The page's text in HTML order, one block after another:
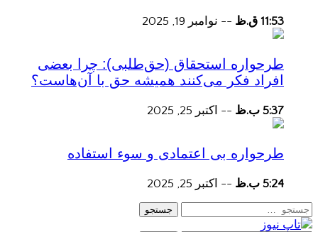
11:53 ق.ظ -- نوامبر 19, 2025
طرحواره استحقاق (حق‌طلبی): چرا بعضی
افراد فکر می‌کنند همیشه حق با آن‌هاست؟
5:37 ب.ظ -- اکتبر 25, 2025
طرحواره بی اعتمادی و سوء استفاده
5:24 ب.ظ -- اکتبر 25, 2025
جستجو